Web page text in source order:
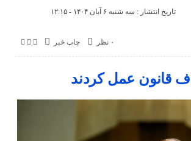
تاریخ انتشار : سه شنبه ۶ آبان ۱۴۰۴ - ۱۲:۱۵
چاپ خبر ۰ نظر
قانون عمل کردند